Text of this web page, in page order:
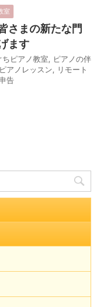
室
さまの新たな門
ます
ちピアノ教室, ピアノの伴
ピアノレッスン, リモート
告